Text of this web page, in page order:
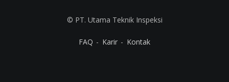
© PT. Utama Teknik Inspeksi
FAQ Karir Kontak